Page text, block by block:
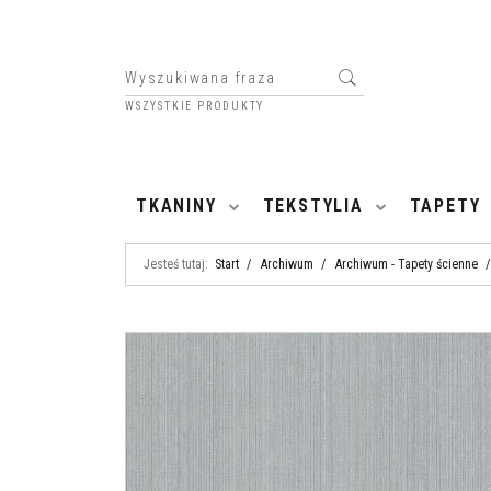
WSZYSTKIE PRODUKTY
TKANINY TEKSTYLIA TAPETY
Jesteś tutaj: Start / Archiwum / Archiwum - Tapety ścienne /